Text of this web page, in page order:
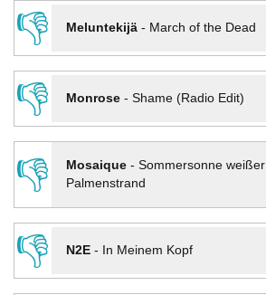
👎
Meluntekijä- March of the Dead
👎
Monrose- Shame (Radio Edit)
👎
Mosaique- Sommersonne weißer
Palmenstrand
👎
N2E- In Meinem Kopf